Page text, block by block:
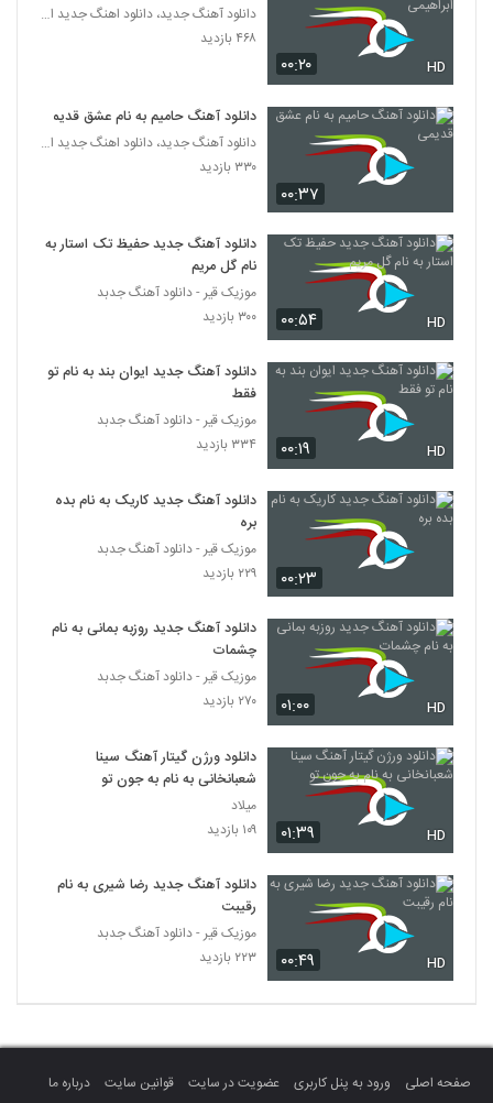
۰۰:۲۰ HD
دانلود آهنگ جدید، دانلود اهنگ جدید ایرانی
۴۶۸ بازدید
۰۰:۳۷
دانلود آهنگ حامیم به نام عشق قدیمی
دانلود آهنگ جدید، دانلود اهنگ جدید ایرانی
۳۳۰ بازدید
۰۰:۵۴ HD
دانلود آهنگ جدید حفیظ تک استار به
نام گل مریم
موزیک قیر - دانلود آهنگ جدبد
۳۰۰ بازدید
۰۰:۱۹ HD
دانلود آهنگ جدید ایوان بند به نام تو
فقط
موزیک قیر - دانلود آهنگ جدبد
۳۳۴ بازدید
۰۰:۲۳
دانلود آهنگ جدید کاریک به نام بده
بره
موزیک قیر - دانلود آهنگ جدبد
۲۲۹ بازدید
۰۱:۰۰ HD
دانلود آهنگ جدید روزبه بمانی به نام
چشمات
موزیک قیر - دانلود آهنگ جدبد
۲۷۰ بازدید
۰۱:۳۹ HD
دانلود ورژن گیتار آهنگ سینا
شعبانخانی به نام به جون تو
میلاد
۱۰۹ بازدید
۰۰:۴۹ HD
دانلود آهنگ جدید رضا شیری به نام
رقیبت
موزیک قیر - دانلود آهنگ جدبد
۲۲۳ بازدید
صفحه اصلی ورود به پنل کاربری عضویت در سایت قوانین سایت
درباره ما